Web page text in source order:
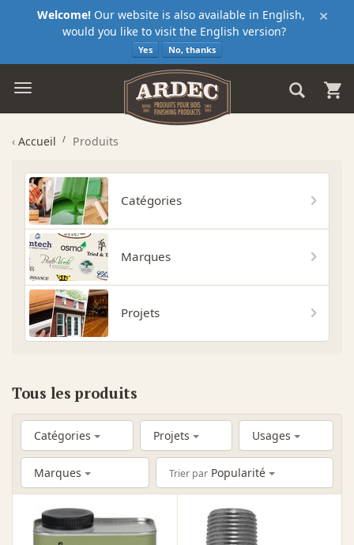
×
Welcome! Our website is also available in English,
would you like to visit the English version?
Yes No, thanks
‹ Accueil Produits
Catégories
Marques
Projets
Tous les produits
Catégories Projets Usages
Marques Trier par Popularité